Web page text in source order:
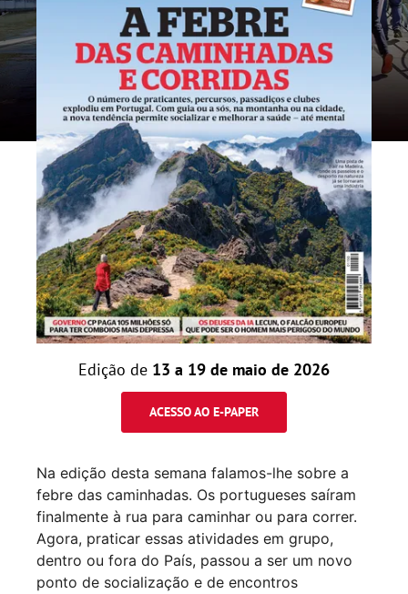
Edição de 13 a 19 de maio de 2026
ACESSO AO E-PAPER
Na edição desta semana falamos-lhe sobre a
febre das caminhadas. Os portugueses saíram
finalmente à rua para caminhar ou para correr.
Agora, praticar essas atividades em grupo,
dentro ou fora do País, passou a ser um novo
ponto de socialização e de encontros